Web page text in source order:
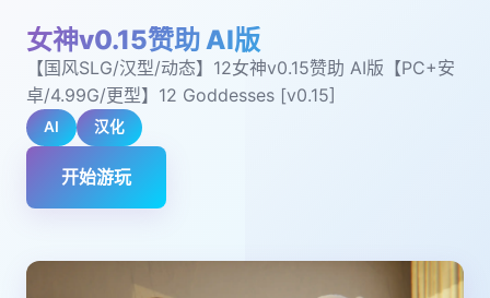
女神v0.15赞助 AI版
【国风SLG/汉型/动态】12女神v0.15赞助 AI版【PC+安
卓/4.99G/更型】12 Goddesses [v0.15]
AI 汉化
开始游玩